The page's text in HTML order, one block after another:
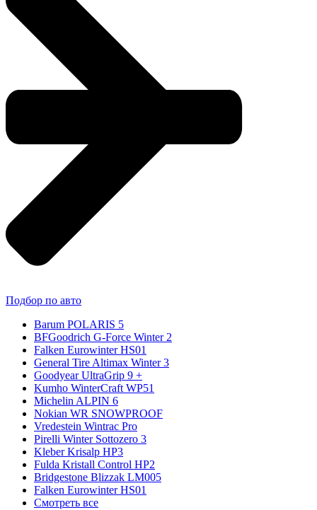
Подбор по авто
Barum POLARIS 5
BFGoodrich G-Force Winter 2
Falken Eurowinter HS01
General Tire Altimax Winter 3
Goodyear UltraGrip 9 +
Kumho WinterCraft WP51
Michelin ALPIN 6
Nokian WR SNOWPROOF
Vredestein Wintrac Pro
Pirelli Winter Sottozero 3
Kleber Krisalp HP3
Fulda Kristall Control HP2
Bridgestone Blizzak LM005
Falken Eurowinter HS01
Смотреть все